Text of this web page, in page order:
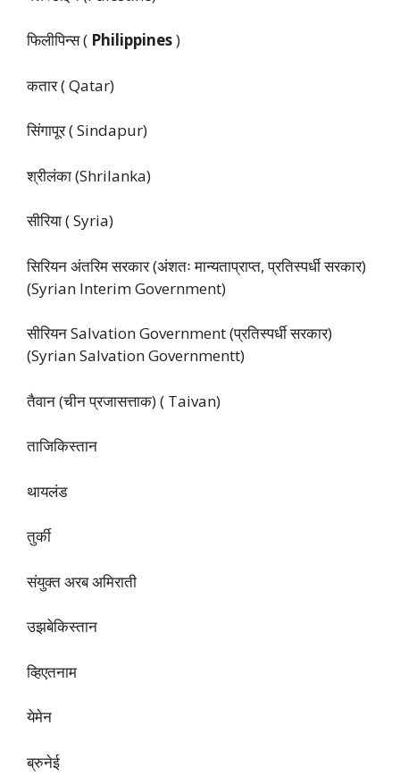
फिलीपिन्स ( Philippines)
कतार ( Qatar)
सिंगापूर ( Sindapur)
श्रीलंका (Shrilanka)
सीरिया ( Syria)
सिरियन अंतरिम सरकार (अंशतः मान्यताप्राप्त, प्रतिस्पर्धी सरकार)
(Syrian Interim Government)
सीरियन Salvation Government (प्रतिस्पर्धी सरकार)
(Syrian Salvation Governmentt)
तैवान (चीन प्रजासत्ताक) ( Taivan)
ताजिकिस्तान
थायलंड
तुर्की
संयुक्त अरब अमिराती
उझबेकिस्तान
व्हिएतनाम
येमेन
ब्रुनेई